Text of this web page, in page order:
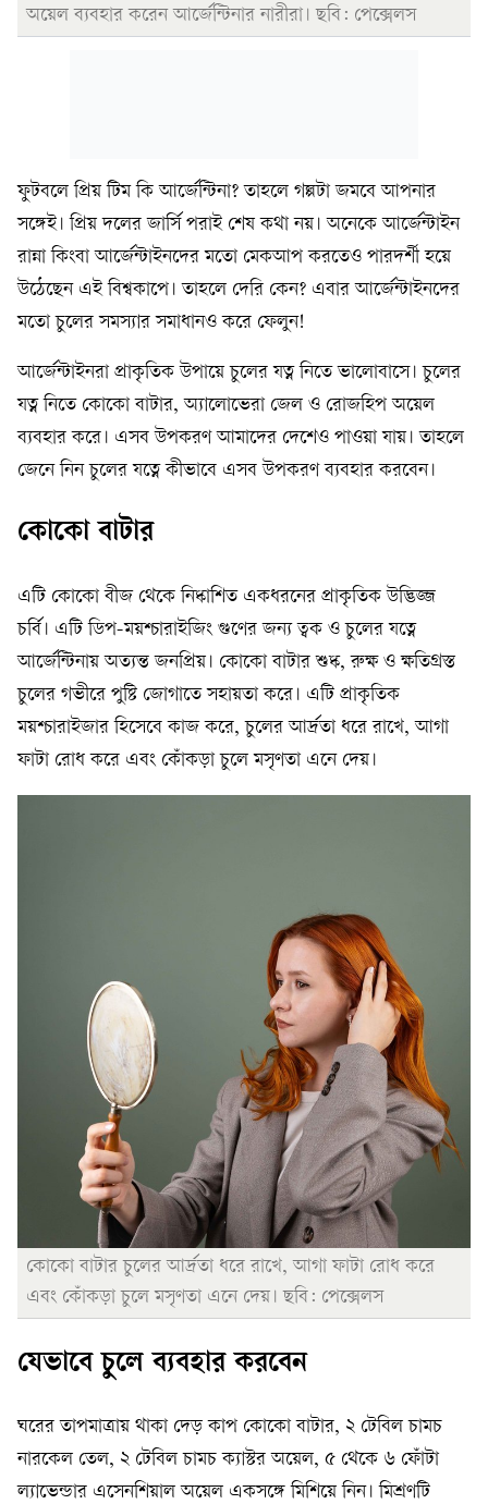
অয়েল ব্যবহার করেন আর্জেন্টিনার নারীরা। ছবি: পেক্সেলস
ফুটবলে প্রিয় টিম কি আর্জেন্টিনা? তাহলে গল্পটা জমবে আপনার
সঙ্গেই। প্রিয় দলের জার্সি পরাই শেষ কথা নয়। অনেকে আর্জেন্টাইন
রান্না কিংবা আর্জেন্টাইনদের মতো মেকআপ করতেও পারদর্শী হয়ে
উঠেছেন এই বিশ্বকাপে। তাহলে দেরি কেন? এবার আর্জেন্টাইনদের
মতো চুলের সমস্যার সমাধানও করে ফেলুন!
আর্জেন্টাইনরা প্রাকৃতিক উপায়ে চুলের যত্ন নিতে ভালোবাসে। চুলের
যত্ন নিতে কোকো বাটার, অ্যালোভেরা জেল ও রোজহিপ অয়েল
ব্যবহার করে। এসব উপকরণ আমাদের দেশেও পাওয়া যায়। তাহলে
জেনে নিন চুলের যত্নে কীভাবে এসব উপকরণ ব্যবহার করবেন।
কোকো বাটার
এটি কোকো বীজ থেকে নিষ্কাশিত একধরনের প্রাকৃতিক উদ্ভিজ্জ
চর্বি। এটি ডিপ-ময়শ্চারাইজিং গুণের জন্য ত্বক ও চুলের যত্নে
আর্জেন্টিনায় অত্যন্ত জনপ্রিয়। কোকো বাটার শুষ্ক, রুক্ষ ও ক্ষতিগ্রস্ত
চুলের গভীরে পুষ্টি জোগাতে সহায়তা করে। এটি প্রাকৃতিক
ময়শ্চারাইজার হিসেবে কাজ করে, চুলের আর্দ্রতা ধরে রাখে, আগা
ফাটা রোধ করে এবং কোঁকড়া চুলে মসৃণতা এনে দেয়।
কোকো বাটার চুলের আর্দ্রতা ধরে রাখে, আগা ফাটা রোধ করে
এবং কোঁকড়া চুলে মসৃণতা এনে দেয়। ছবি: পেক্সেলস
যেভাবে চুলে ব্যবহার করবেন
ঘরের তাপমাত্রায় থাকা দেড় কাপ কোকো বাটার, ২ টেবিল চামচ
নারকেল তেল, ২ টেবিল চামচ ক্যাস্টর অয়েল, ৫ থেকে ৬ ফোঁটা
ল্যাভেন্ডার এসেনশিয়াল অয়েল একসঙ্গে মিশিয়ে নিন। মিশ্রণটি